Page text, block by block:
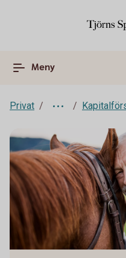
Meny
Privat